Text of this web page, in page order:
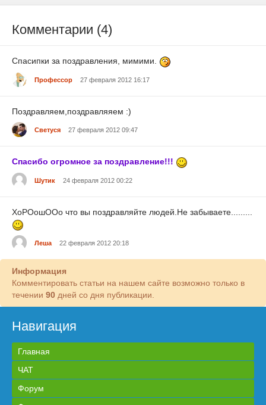
Комментарии (4)
Спасипки за поздравления, мимими.
Профессор 27 февраля 2012 16:17
Поздравляем,поздравляяем :)
Светуся 27 февраля 2012 09:47
Спасибо огромное за поздравление!!!
Шутик 24 февраля 2012 00:22
ХоРОошООо что вы поздравляйте людей.Не забываете.........
Леша 22 февраля 2012 20:18
Информация
Комментировать статьи на нашем сайте возможно только в
течении 90 дней со дня публикации.
Навигация
Главная
ЧАТ
Форум